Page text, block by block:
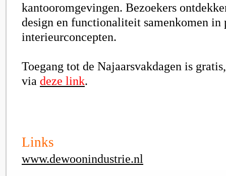
kantooromgevingen. Bezoekers
design en functionaliteit samenkomen in
interieurconcepten.
Toegang tot de Najaarsvakdagen is
via deze link.
Links
www.dewoonindustrie.nl